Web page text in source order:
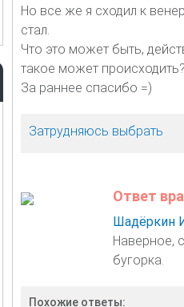
Но все же я сходил к
стал.
Что это может быть,
такое может происходить?
За раннее спасибо =)
Затрудняюсь выбрать
Ответ
Шадёркин
Наверное,
бугорка.
Похожие ответы: